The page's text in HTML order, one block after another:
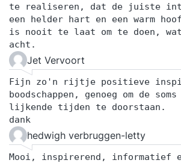
te realiseren, dat de juiste
een helder hart en een warm
is nooit te laat om te doen,
acht.
Jet Vervoort
Fijn zo'n rijtje positieve
boodschappen, genoeg om de
lijkende tijden te doorstaan.
dank
hedwigh verbruggen-letty
Mooi, inspirerend, informatief